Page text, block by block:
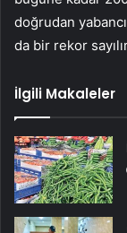
doğrudan
da bir rekor
İlgili Makaleler